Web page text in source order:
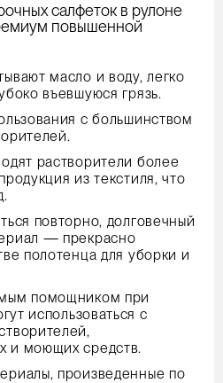
салфеток в рулоне
повышенной
масло и воду, легко
въевшуюся грязь.
с большинством
растворители более
из текстиля, что
повторно, долговечный
— прекрасно
полотенца для уборки и
помощником при
использоваться с
и моющих средств.
произведенные по